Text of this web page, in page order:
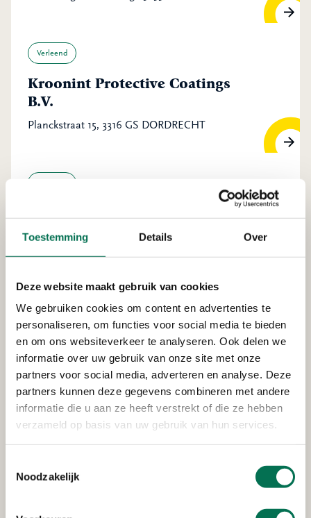
Toestemming Details Over
Deze website maakt gebruik van cookies
We gebruiken cookies om content en advertenties te
personaliseren, om functies voor social media te bieden
en om ons websiteverkeer te analyseren. Ook delen we
informatie over uw gebruik van onze site met onze
partners voor social media, adverteren en analyse. Deze
partners kunnen deze gegevens combineren met andere
informatie die u aan ze heeft verstrekt of die ze hebben
verzameld op basis van uw gebruik van hun services.
Noodzakelijk
Verleend
Kroonint Protective Coatings
B.V.
Planckstraat 15, 3316 GS DORDRECHT
Bas Kooy Transport B.V.
Pieter Hoebeeweg 46, 3316 BT Dordrecht
Rijkswaterstaat Corporate
Dienst
Van Leeuwenhoekweg 20, 3316 AV Dordrecht
Verleend
Oudendijk 13-15, 3318 AG Dordrecht